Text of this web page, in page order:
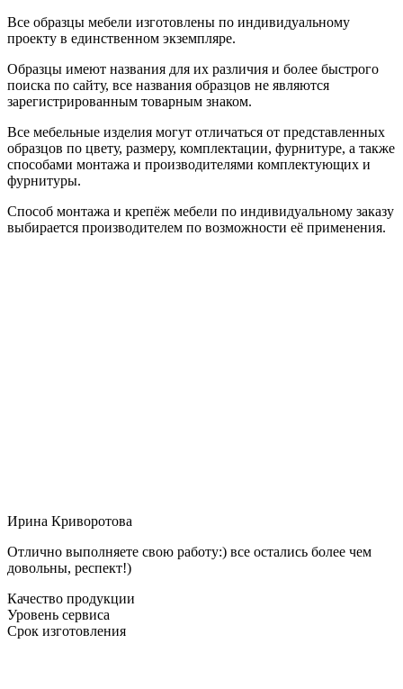
Все образцы мебели изготовлены по индивидуальному
проекту в единственном экземпляре.
Образцы имеют названия для их различия и более быстрого
поиска по сайту, все названия образцов не являются
зарегистрированным товарным знаком.
Все мебельные изделия могут отличаться от представленных
образцов по цвету, размеру, комплектации, фурнитуре, а также
способами монтажа и производителями комплектующих и
фурнитуры.
Способ монтажа и крепёж мебели по индивидуальному заказу
выбирается производителем по возможности её применения.
Ирина Криворотова
Отлично выполняете свою работу:) все остались более чем
довольны, респект!)
Качество продукции
Уровень сервиса
Срок изготовления